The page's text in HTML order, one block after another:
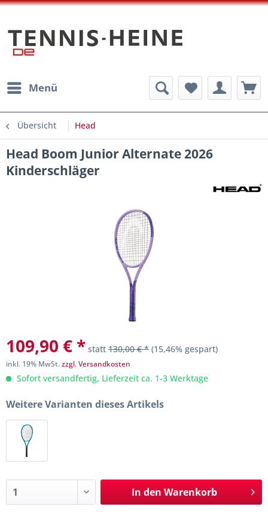
Menü
Übersicht Head
Head Boom Junior Alternate 2026
Kinderschläger
109,90 € * statt 130,00 € * (15,46% gespart)
inkl. 19% MwSt.zzgl. Versandkosten
Sofort versandfertig, Lieferzeit ca. 1-3 Werktage
Weitere Varianten dieses Artikels
In den Warenkorb